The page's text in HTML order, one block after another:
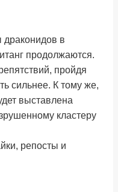
в
продолжаются.
пройдя
сильнее. К тому же,
выставлена
кластеру
репосты и